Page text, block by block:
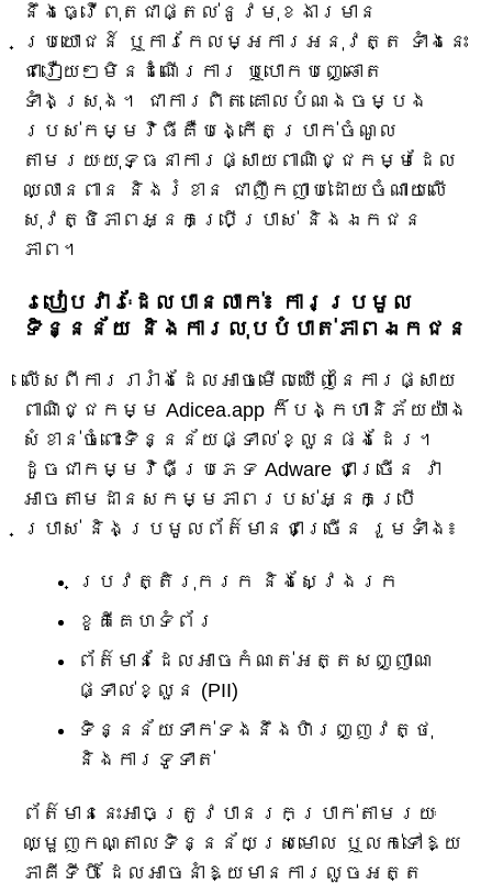
នឹងធ្វើពុតជាផ្តល់នូវមុខងារមាន
ប្រយោជន៍ ឬការកែលម្អការអនុវត្ត ទាំងនេះ
ជារឿយៗមិនដំណើរការ ឬបោកបញ្ឆោត
ទាំងស្រុង។ ជាការពិត គោលបំណងចម្បង
របស់កម្មវិធីគឺបង្កើតប្រាក់ចំណូល
តាមរយៈយុទ្ធនាការផ្សាយពាណិជ្ជកម្មដែល
ឈ្លានពាន និងរំខាន ជាញឹកញាប់ដោយចំណាយលើ
សុវត្ថិភាពអ្នកប្រើប្រាស់ និងឯកជន
ភាព។
របៀបវារៈដែលបានលាក់៖ ការប្រមូល
ទិន្នន័យ និងការលុបបំបាត់ភាពឯកជន
លើសពីការរារាំងដែលអាចមើលឃើញនៃការផ្សាយ
ពាណិជ្ជកម្ម Adicea.app ក៏បង្កហានិភ័យយ៉ាង
សំខាន់ចំពោះទិន្នន័យផ្ទាល់ខ្លួនផងដែរ។
ដូចជាកម្មវិធីប្រភេទ Adware ជាច្រើន វា
អាចតាមដានសកម្មភាពរបស់អ្នកប្រើ
ប្រាស់ និងប្រមូលព័ត៌មានជាច្រើន រួមទាំង៖
ប្រវត្តិរុករក និងស្វែងរក
ខូគីគេហទំព័រ
ព័ត៌មានដែលអាចកំណត់អត្តសញ្ញាណ
ផ្ទាល់ខ្លួន (PII)
ទិន្នន័យទាក់ទងនឹងហិរញ្ញវត្ថុ
និងការទូទាត់
ព័ត៌មាននេះអាចត្រូវបានរកប្រាក់តាមរយៈ
ឈ្មួញកណ្តាលទិន្នន័យស្រមោល ឬលក់ទៅឱ្យ
ភាគីទីបី ដែលអាចនាំឱ្យមានការលួចអត្ត